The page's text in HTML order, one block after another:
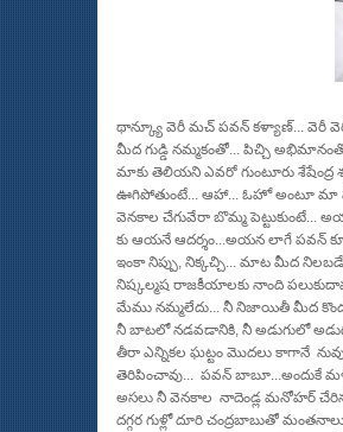
థాన్క్యూ వెరీ మచ్ పవన్ కళ్యాణ్... వెరీ
మీద గుడ్డి నమ్మకంతో... పిచ్చి
మాకు తెలియని ఎవరో గుంటూరు శేషేంద్ర
ఊగిపోతుంటే... ఆహా... ఓహో అంటూ మా
వెనకాల చేగువేరా బొమ్మ
కు ఆయనే ఆదర్శం...అయన లాగే పవన్
ఇంకా నిప్పు, నిక్కచ్చి... మాట మీద
నిష్కల్మష రాజకీయాలకు నాంది
మేము నమ్మలేదు... నీ నిజాయితీ మీద
నీ బాటలో నడవడానికి, నీ అడుగులో
తీరా ఎన్నికల ఘట్టం మొదలు కాగానే
తెరిపించావు... పవన్ బాబూ...అందుకే
అసలు నీ వెనకాల నాదెండ్ల మనోహర్
దగ్గర గుళ్లో దూరి చంద్రబాబుతో